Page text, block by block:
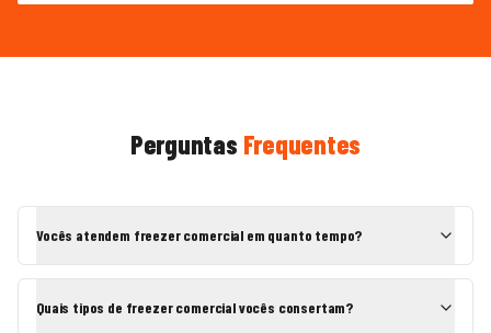
Perguntas Frequentes
Vocês atendem freezer comercial em quanto tempo?
Quais tipos de freezer comercial vocês consertam?